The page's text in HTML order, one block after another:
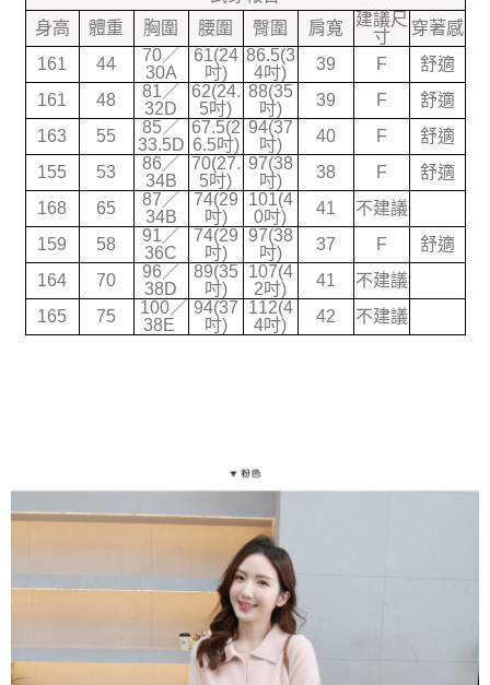
4.訂單成立30分鐘內，如未前往確認交易或遇審核未通過，訂單將自動取
消。如遇「轉專審核」未通過狀況，表示未達大哥付你分期系統評分，恕無
法說明評估內容。
1.分期款項不併入電信帳單，「大哥付你分期」於每月結算日後寄送繳費提
醒簡訊。
2.透過簡訊連結打開帳單後，可選擇「超商條碼／台灣大直營門市／銀行轉
帳／街口支付／iPASS MONEY」等通路繳費。
【注意事項】
1.本服務係由「台灣大哥大股份有限公司」（以下簡稱本公司）所提供，讓
用戶於交易時，得透過本服務購買商品或服務，並由商店將買賣／分期付款
買賣價金債權讓與本公司後，依約使用本公司帳單繳交帳款。
2.基於同意付款使用「大哥付你分期」之契約關係目的，商店將以您的個人
資料（包含姓名、電話或地址）提供予台灣大哥大進項蒐集、處理及利用，
由本公司與您本人進行分期帳單所需資料之確認、核對及更正。
3.完整用戶服務條款，請詳閱以下連結：https://oppay.tw/userRule
每筆NT$70，滿NT$599(含以上)免運費
7-11付款取貨
每筆NT$70，滿NT$899(含以上)免運費
宅配
每筆NT$70，滿NT$699(含以上)免運費
身高
體重 胸圍 腰圍 臀圍 肩寬
建議尺
寸
穿著感
161
44
70／
30A
61(24
吋)
86.5(3
4吋)
39 F
舒適
161
48
81／
32D
62(24.
5吋)
88(35
吋)
39 F
舒適
163
55
85／
33.5D
67.5(2
6.5吋)
94(37
吋)
40 F
舒適
155
53
86／
34B
70(27.
5吋)
97(38
吋)
38 F
舒適
168
65
87／
34B
74(29
吋)
101(4
0吋)
41
不建議
159
58
91／
36C
74(29
吋)
97(38
吋)
37 F
舒適
164
70
96／
38D
89(35
吋)
107(4
2吋)
41
不建議
165
75
100／
38E
94(37
吋)
112(4
4吋)
42 不建議